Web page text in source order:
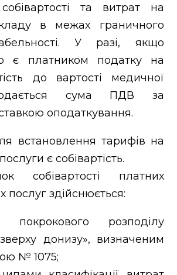
собівартості та витрат на
в межах граничного
У разі, якщо
є платником податку на
до вартості медичної
сума ПДВ за
оподаткування.
встановлення тарифів на
є собівартість.
собівартості платних
послуг здійснюється:
покрокового розподілу
донизу», визначеним
№ 1075;